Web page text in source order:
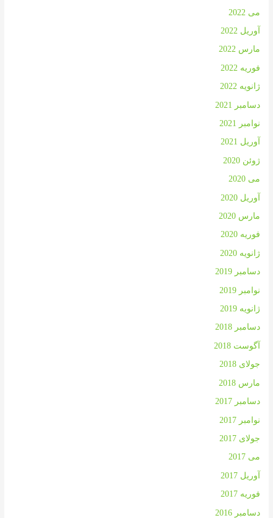
می 2022
آوریل 2022
مارس 2022
فوریه 2022
ژانویه 2022
دسامبر 2021
نوامبر 2021
آوریل 2021
ژوئن 2020
می 2020
آوریل 2020
مارس 2020
فوریه 2020
ژانویه 2020
دسامبر 2019
نوامبر 2019
ژانویه 2019
دسامبر 2018
آگوست 2018
جولای 2018
مارس 2018
دسامبر 2017
نوامبر 2017
جولای 2017
می 2017
آوریل 2017
فوریه 2017
دسامبر 2016